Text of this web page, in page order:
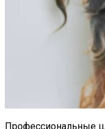
Профессиональные